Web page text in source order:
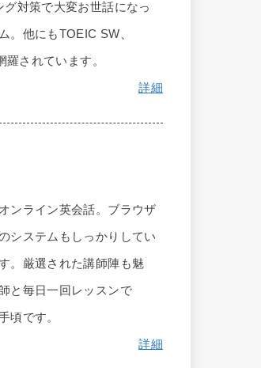
対策で大変お世話になっ
。他にもTOEIC SW、
羅されています。
詳細
ンライン英会話。ブラウザ
システムもしっかりしてい
。厳選された講師陣も魅
と毎日一回レッスンで
頃です。
詳細